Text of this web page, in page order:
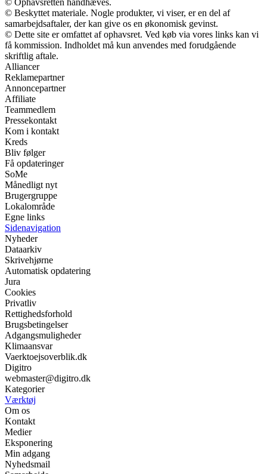
© Ophavsretten håndhæves.
© Beskyttet materiale. Nogle produkter, vi viser, er en del af
samarbejdsaftaler, der kan give os en økonomisk gevinst.
© Dette site er omfattet af ophavsret. Ved køb via vores links kan vi
få kommission. Indholdet må kun anvendes med forudgående
skriftlig aftale.
Alliancer
Reklamepartner
Annoncepartner
Affiliate
Teammedlem
Pressekontakt
Kom i kontakt
Kreds
Bliv følger
Få opdateringer
SoMe
Månedligt nyt
Brugergruppe
Lokalområde
Egne links
Sidenavigation
Nyheder
Dataarkiv
Skrivehjørne
Automatisk opdatering
Jura
Cookies
Privatliv
Rettighedsforhold
Brugsbetingelser
Adgangsmuligheder
Klimaansvar
Vaerktoejsoverblik.dk
Digitro
webmaster@digitro.dk
Kategorier
Værktøj
Om os
Kontakt
Medier
Eksponering
Min adgang
Nyhedsmail